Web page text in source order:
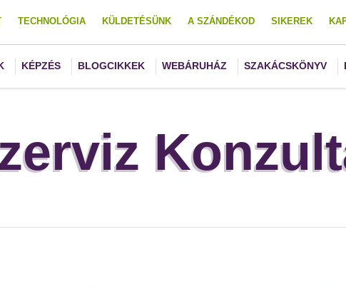
TECHNOLÓGIA KÜLDETÉSÜNK A SZÁNDÉKOD SIKEREK
KÉPZÉS BLOGCIKKEK WEBÁRUHÁZ SZAKÁCSKÖNYV